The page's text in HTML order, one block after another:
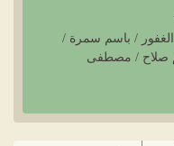
الغفور / باسم سمرة /
صلاح / مصطفى